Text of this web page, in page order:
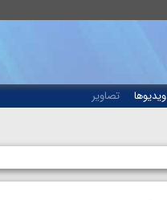
ویدیوها تصاویر